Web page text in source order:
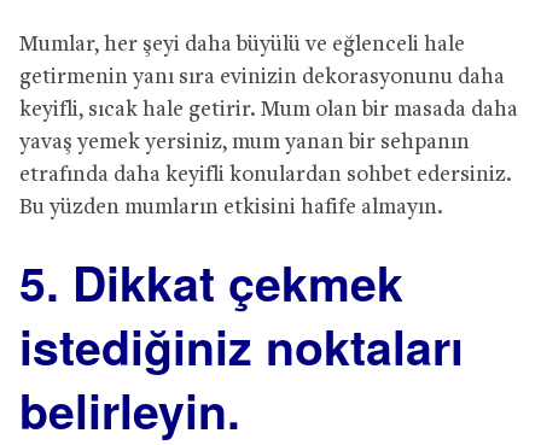
Mumlar, her şeyi daha büyülü ve eğlenceli hale
getirmenin yanı sıra evinizin dekorasyonunu daha
keyifli, sıcak hale getirir. Mum olan bir masada daha
yavaş yemek yersiniz, mum yanan bir sehpanın
etrafında daha keyifli konulardan sohbet edersiniz.
Bu yüzden mumların etkisini hafife almayın.
5. Dikkat çekmek
istediğiniz noktaları
belirleyin.